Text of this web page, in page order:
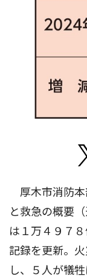
厚木市消防本
と救急の概要
は１万４９７
記録を更新。
し、５人が犠